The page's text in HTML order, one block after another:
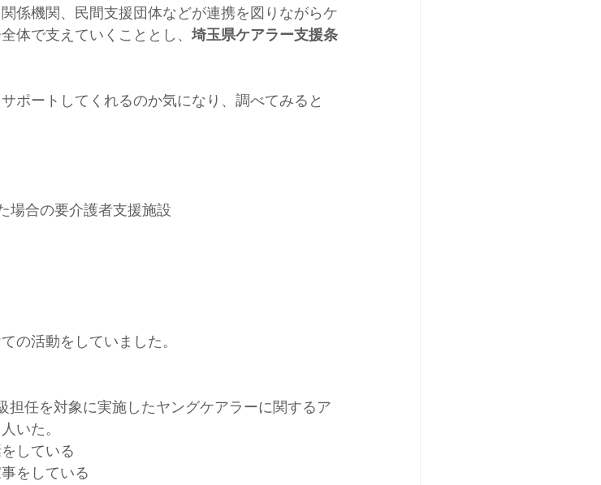
係機関、民間支援団体などが連携を図りながらケ
体で支えていくこととし、 埼玉県ケアラー支援条
ポートしてくれるのか気になり、調べてみると
場合の要介護者支援施設
の活動をしていました。
担任を対象に実施したヤングケアラーに関するア
いた。
している
をしている